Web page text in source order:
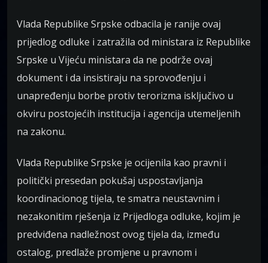
Vlada Republike Srpske odbacila je ranije ovaj
prijedlog odluke i zatražila od ministara iz Republike
Srpske u Vijeću ministara da ne podrže ovaj
dokument i da insistiraju na sprovođenju i
unapređenju borbe protiv terorizma isključivo u
okviru postojećih institucija i agencija utemeljenih
na zakonu.
Vlada Republike Srpske je ocijenila kao pravni i
politički presedan pokušaj uspostavljanja
koordinacionog tijela, te smatra neustavnim i
nezakonitim rješenja iz Prijedloga odluke, kojim je
predviđena nadležnost ovog tijela da, između
ostalog, predlaže promjene u pravnom i